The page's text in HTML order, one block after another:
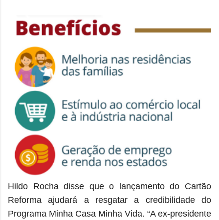
Hildo Rocha disse que o lançamento do Cartão
Reforma ajudará a resgatar a credibilidade do
Programa Minha Casa Minha Vida. “A ex-presidente